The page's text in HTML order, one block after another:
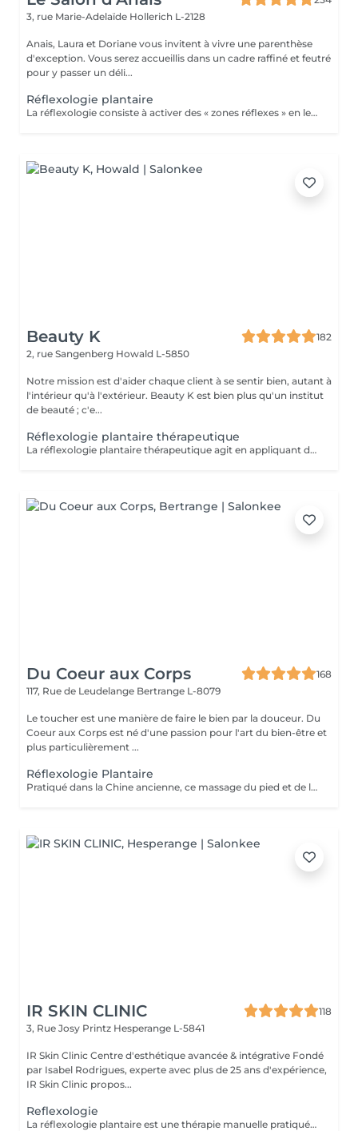
3, rue Marie-Adelaïde Hollerich L-2128
Anais, Laura et Doriane vous invitent à vivre une parenthèse
d'exception. Vous serez accueillis dans un cadre raffiné et feutré
pour y passer un déli...
Réflexologie plantaire
La réflexologie consiste à activer des « zones réflexes » en les massant du bout du doigt. Afin de soulager des douleurs à distance et rééquilibrer diverses fonctions vitales. Dans le cas de la réflexologie plantaire, ces fameuses zones sont situées au niveau des pieds. Les réflexologues considèrent qu'elles sont toutes associées à un organe, une partie du corps ou encore à une glande précise. La carte de réflexologie plantaire est vraiment très détaillée !
Beauty K
182
2, rue Sangenberg Howald L-5850
Notre mission est d'aider chaque client à se sentir bien, autant à
l'intérieur qu'à l'extérieur. Beauty K est bien plus qu'un institut
de beauté ; c'e...
Réflexologie plantaire thérapeutique
La réflexologie plantaire thérapeutique agit en appliquant des pressions précises sur les pieds selon un protocole structuré, visant à rééquilibrer les systèmes endocrinien, nerveux, lymphatique, digestif et respiratoire. Ce soin aide à libérer les tensions et à réduire le stress, souvent à l'origine de divers déséquilibres physiques et psychiques. En stimulant la circulation sanguine et lymphatique, il favorise une meilleure oxygénation et l'élimination des toxines. Certaines zones réflexes peuvent être sensibles : cela indique un besoin de rééquilibrage. Ce soin global favorise l'harmonie entre corps et esprit, aidant à restaurer la vitalité et le bien-être général.
Du Coeur aux Corps
168
117, Rue de Leudelange Bertrange L-8079
Le toucher est une manière de faire le bien par la douceur. Du
Coeur aux Corps est né d'une passion pour l'art du bien-être et
plus particulièrement ...
Réflexologie Plantaire
Pratiqué dans la Chine ancienne, ce massage du pied et de la voûte plantaire utilise le processus d'auto-guérison. Il soulage, énergise et harmonise le corps par des pressions localisées sur les pieds. Un massage qui fait écho dans le corps entier.
IR SKIN CLINIC
118
3, Rue Josy Printz Hesperange L-5841
IR Skin Clinic Centre d'esthétique avancée & intégrative Fondé
par Isabel Rodrigues, experte avec plus de 25 ans d'expérience,
IR Skin Clinic propos...
Reflexologie
La réflexologie plantaire est une thérapie manuelle pratiquée sur les pieds. Chaque partie du pied est reliée à travers le système nerveux à différents organes du corps. Au total, il existe 7200 terminaisons nerveuses au niveau des deux pieds, on peut donc traiter différents organes en appliquant une légère pression au niveau des pieds.